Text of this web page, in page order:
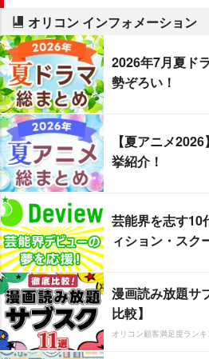
オリコン インフォメーション
2026年7月夏ド
勢ぞろい！
【夏アニメ
挙紹介！
芸能界を志す
ィション・スク
漫画読み放題サ
比較】
オリコン顧客満足度ラン